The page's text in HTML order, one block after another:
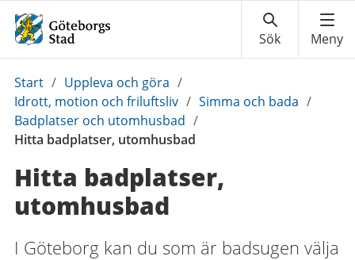
Du
är
här:
Start / Uppleva och göra /
Idrott, motion och friluftsliv / Simma och bada /
Badplatser och utomhusbad /
Hitta badplatser, utomhusbad
Hitta badplatser,
utomhusbad
I Göteborg kan du som är badsugen välja